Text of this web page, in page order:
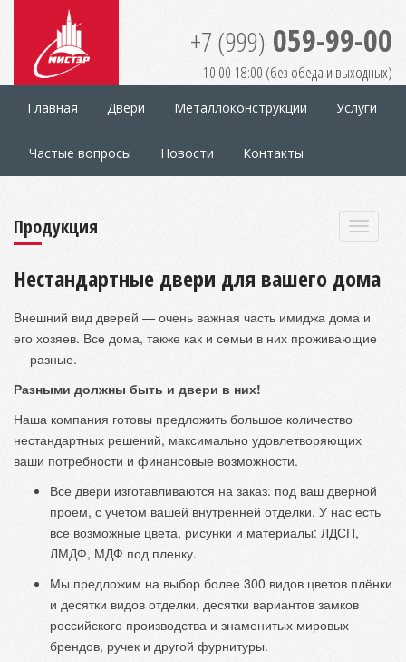
+7 (999) 059-99-00
10:00-18:00 (без обеда и выходных)
Главная Двери Металлоконструкции Услуги
Частые вопросы Новости Контакты
Продукция
Нестандартные двери для вашего дома
Внешний вид дверей — очень важная часть имиджа дома и
его хозяев. Все дома, также как и семьи в них проживающие
— разные.
Разными должны быть и двери в них!
Наша компания готовы предложить большое количество
нестандартных решений, максимально удовлетворяющих
ваши потребности и финансовые возможности.
Все двери изготавливаются на заказ: под ваш дверной
проем, с учетом вашей внутренней отделки. У нас есть
все возможные цвета, рисунки и материалы: ЛДСП,
ЛМДФ, МДФ под пленку.
Мы предложим на выбор более 300 видов цветов плёнки
и десятки видов отделки, десятки вариантов замков
российского производства и знаменитых мировых
брендов, ручек и другой фурнитуры.